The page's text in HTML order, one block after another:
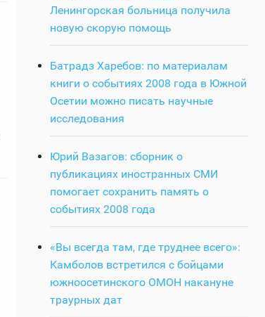
Ленингорская больница получила
новую скорую помощь
Батрадз Харебов: по материалам
книги о событиях 2008 года в Южной
Осетии можно писать научные
исследования
Юрий Вазагов: сборник о
публикациях иностранных СМИ
помогает сохранить память о
событиях 2008 года
«Вы всегда там, где труднее всего»:
Камболов встретился с бойцами
южноосетинского ОМОН накануне
траурных дат